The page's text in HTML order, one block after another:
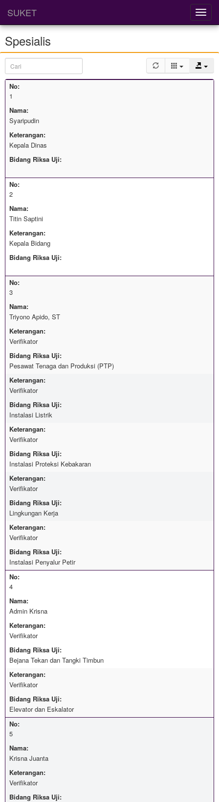
SUKET
Spesialis
No:
1
Nama:
Syaripudin
Keterangan:
Kepala Dinas
Bidang Riksa Uji:
No:
2
Nama:
Titin Saptini
Keterangan:
Kepala Bidang
Bidang Riksa Uji:
No:
3
Nama:
Triyono Apido, ST
Keterangan:
Verifikator
Bidang Riksa Uji:
Pesawat Tenaga dan Produksi (PTP)
Keterangan:
Verifikator
Bidang Riksa Uji:
Instalasi Listrik
Keterangan:
Verifikator
Bidang Riksa Uji:
Instalasi Proteksi Kebakaran
Keterangan:
Verifikator
Bidang Riksa Uji:
Lingkungan Kerja
Keterangan:
Verifikator
Bidang Riksa Uji:
Instalasi Penyalur Petir
No:
4
Nama:
Admin Krisna
Keterangan:
Verifikator
Bidang Riksa Uji:
Bejana Tekan dan Tangki Timbun
Keterangan:
Verifikator
Bidang Riksa Uji:
Elevator dan Eskalator
No:
5
Nama:
Krisna Juanta
Keterangan:
Verifikator
Bidang Riksa Uji: